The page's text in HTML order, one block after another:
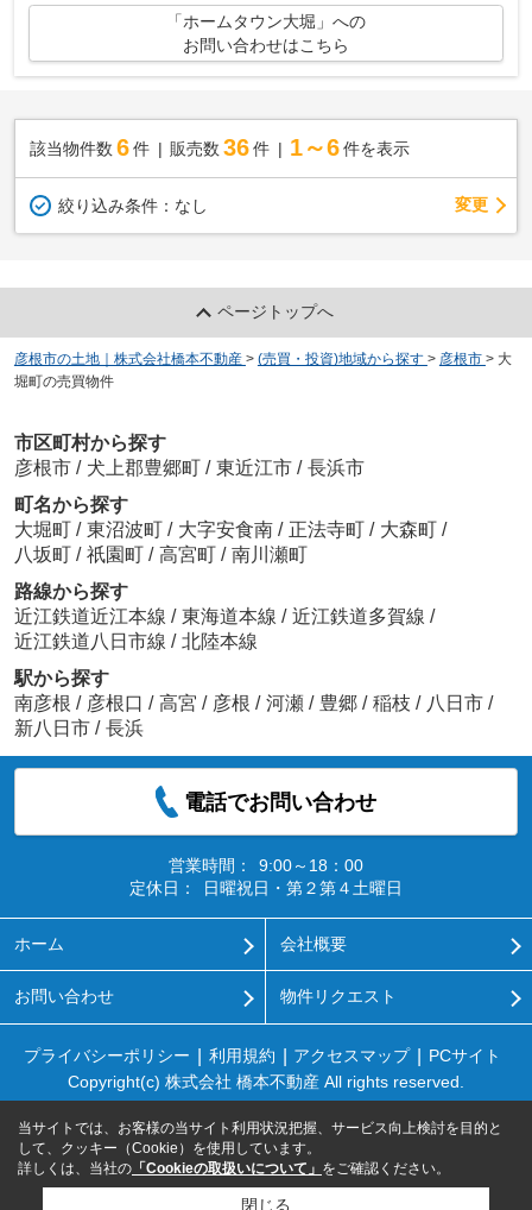
「ホームタウン大堀」への
お問い合わせはこちら
該当物件数 6件 販売数 36 件 1～6 件を表示
絞り込み条件： なし 変更
ページトップへ
彦根市の土地｜株式会社橋本不動産 > (売買・投資)地域から探す > 彦根市 > 大
堀町の売買物件
市区町村から探す
彦根市 / 犬上郡豊郷町 / 東近江市 / 長浜市
町名から探す
大堀町 / 東沼波町 / 大字安食南 / 正法寺町 / 大森町 /
八坂町 / 祇園町 / 高宮町 / 南川瀬町
路線から探す
近江鉄道近江本線 / 東海道本線 / 近江鉄道多賀線 /
近江鉄道八日市線 / 北陸本線
駅から探す
南彦根 / 彦根口 / 高宮 / 彦根 / 河瀬 / 豊郷 / 稲枝 / 八日市 /
新八日市 / 長浜
電話でお問い合わせ
営業時間：
9:00～18：00
定休日：
日曜祝日・第２第４土曜日
ホーム 会社概要
お問い合わせ 物件リクエスト
プライバシーポリシー 利用規約 アクセスマップ
PCサイト
Copyright(c) 株式会社 橋本不動産 All rights reserved.
当サイトでは、お客様の当サイト利用状況把握、サービス向上検討を目的と
して、クッキー（Cookie）を使用しています。
詳しくは、当社の 「Cookieの取扱いについて」 をご確認ください。
閉じる